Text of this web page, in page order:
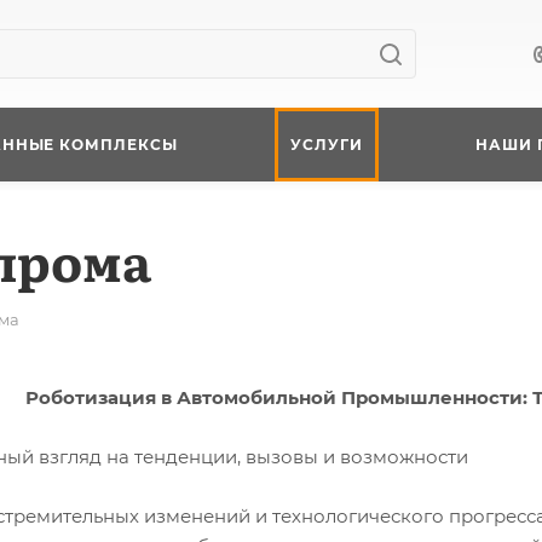
КОМПЛЕКСЫ УСЛУГИ НАШИ
Роботизация в Автомобильной Промышленности:
взгляд на тенденции, вызовы и возможности
изменений и технологического